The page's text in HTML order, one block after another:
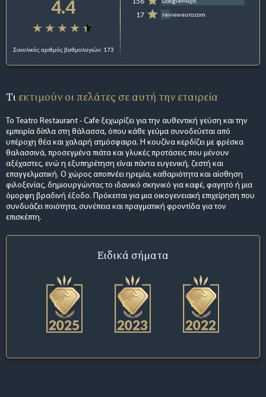
4.4
Συνολικός αριθμός βαθμολογιών: 173
17 revieweuro.com
Τι εκτιμούν οι πελάτες σε αυτή την εταιρεία
Το Teatro Restaurant - Cafe ξεχωρίζει για την αυθεντική γεύση και την
εμπειρία δίπλα στη θάλασσα, όπου κάθε γεύμα συνοδεύεται από
υπέροχη θέα και χαλαρή ατμόσφαιρα. Η κουζίνα κερδίζει με φρέσκα
θαλασσινά, προσεγμένα πιάτα και γλυκές προτάσεις που μένουν
αξέχαστες, ενώ η εξυπηρέτηση είναι πάντα ευγενική, ζεστή και
επαγγελματική. Ο χώρος αποπνέει ηρεμία, καθαριότητα και αίσθηση
φιλοξενίας, δημιουργώντας το ιδανικό σκηνικό για καφέ, φαγητό ή μια
όμορφη βραδινή έξοδο. Πρόκειται για μια οικογενειακή επιχείρηση που
συνδυάζει ποιότητα, συνέπεια και πραγματική φροντίδα για τον
επισκέπτη.
Ειδικά σήματα